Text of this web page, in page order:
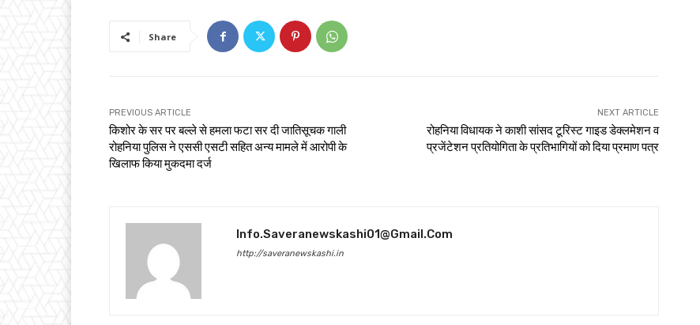
Share
PREVIOUS ARTICLE
किशोर के सर पर बल्ले से हमला फटा सर दी जातिसूचक गाली
रोहनिया पुलिस ने एससी एसटी सहित अन्य मामले में आरोपी के
खिलाफ किया मुकदमा दर्ज
NEXT ARTICLE
रोहनिया विधायक ने काशी सांसद टूरिस्ट गाइड डेक्लमेशन व
प्रजेंटेशन प्रतियोगिता के प्रतिभागियों को दिया प्रमाण पत्र
Info.saveranewskashi01@gmail.com
http://saveranewskashi.in